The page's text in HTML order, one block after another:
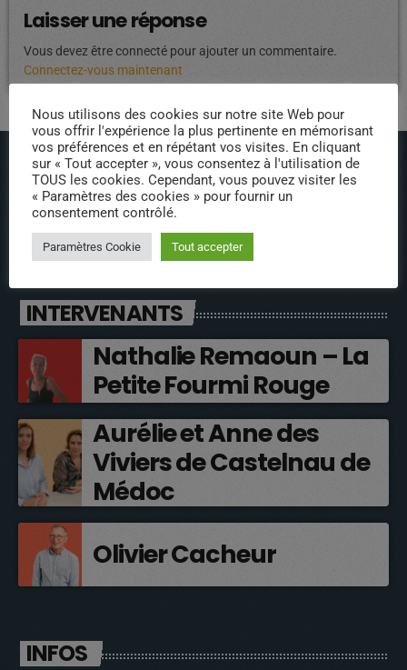
Laisser une réponse
Vous devez être connecté pour ajouter un commentaire.
Connectez-vous maintenant
ÉPISODES DE PODCAST
INTERVENANTS
Nathalie Remaoun – La
Petite Fourmi Rouge
Aurélie et Anne des
Viviers de Castelnau de
Médoc
Olivier Cacheur
INFOS
Nous utilisons des cookies sur notre site Web pour
vous offrir l'expérience la plus pertinente en mémorisant
vos préférences et en répétant vos visites. En cliquant
sur « Tout accepter », vous consentez à l'utilisation de
TOUS les cookies. Cependant, vous pouvez visiter les
« Paramètres des cookies » pour fournir un
consentement contrôlé.
Paramètres Cookie Tout accepter